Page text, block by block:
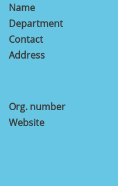
Name
Department
Contact
Address
Org. number
Website